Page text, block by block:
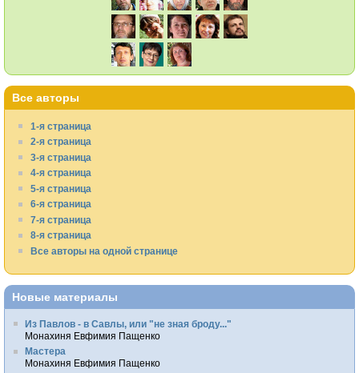
Все авторы
1-я страница
2-я страница
3-я страница
4-я страница
5-я страница
6-я страница
7-я страница
8-я страница
Все авторы на одной странице
Новые материалы
Из Павлов - в Савлы, или "не зная броду..."
Монахиня Евфимия Пащенко
Мастера
Монахиня Евфимия Пащенко